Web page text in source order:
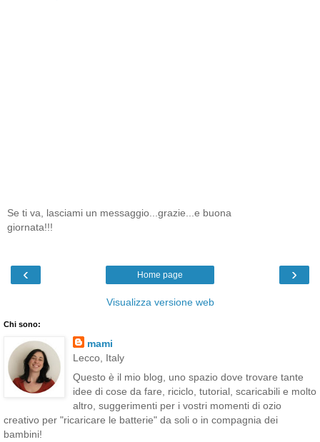
Se ti va, lasciami un messaggio...grazie...e buona
giornata!!!
‹ ›
Home page
Visualizza versione web
Chi sono:
mami
Lecco, Italy
Questo è il mio blog, uno spazio dove trovare tante
idee di cose da fare, riciclo, tutorial, scaricabili e molto
altro, suggerimenti per i vostri momenti di ozio
creativo per "ricaricare le batterie" da soli o in compagnia dei
bambini!